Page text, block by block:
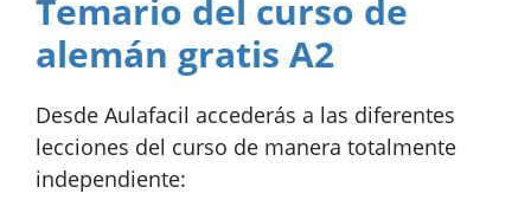
Temario del curso de
alemán gratis A2
Desde Aulafacil accederás a las diferentes
lecciones del curso de manera totalmente
independiente: